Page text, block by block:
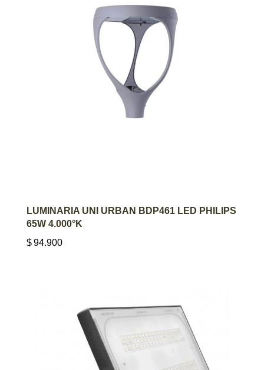
AGREGAR AL CARRITO
LUMINARIA UNI URBAN BDP461 LED PHILIPS
65W 4.000°K
$94.900